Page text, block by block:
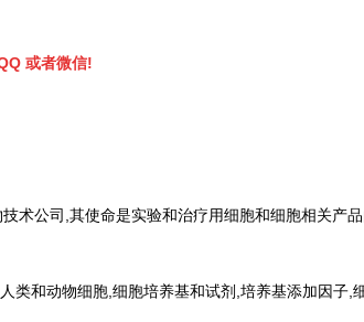
或者微信!
术公司,其使命是实验和治疗用细胞和细胞相关产
类和动物细胞,细胞培养基和试剂,培养基添加因子,